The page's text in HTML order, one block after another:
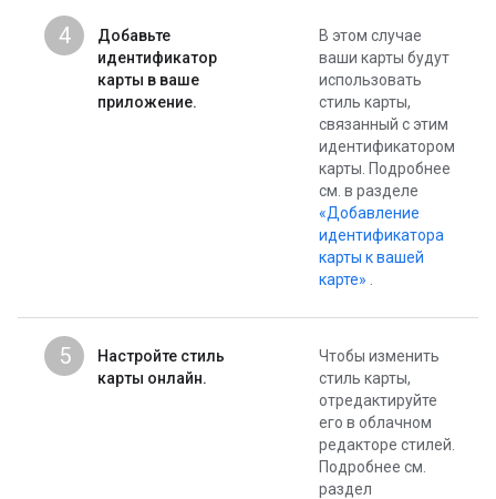
4
Добавьте
идентификатор
карты в ваше
приложение.
В этом случае
ваши карты будут
использовать
стиль карты,
связанный с этим
идентификатором
карты. Подробнее
см. в разделе
«Добавление
идентификатора
карты к вашей
карте»
5
Настройте стиль
карты онлайн.
Чтобы изменить
стиль карты,
отредактируйте
его в облачном
редакторе стилей.
Подробнее см.
раздел